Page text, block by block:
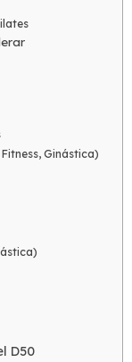
Ginástica)
D50